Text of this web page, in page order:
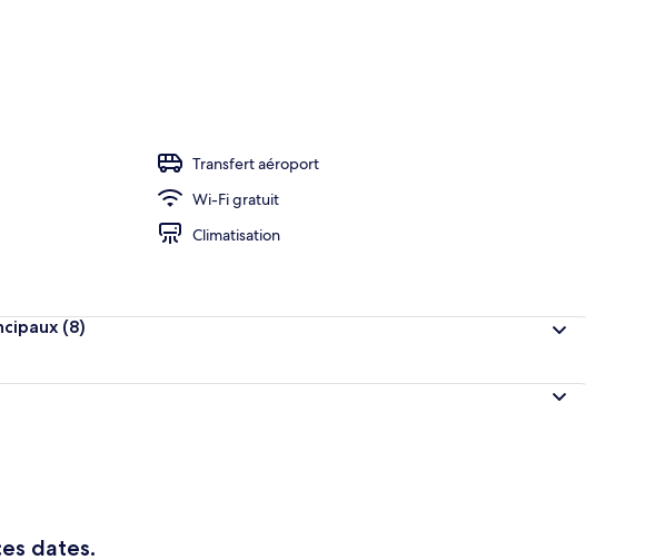
Transfert aéroport
Wi-Fi gratuit
Climatisation
(8)
dates.